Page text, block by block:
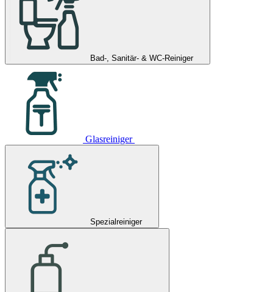
Bad-, Sanitär- & WC-Reiniger
Glasreiniger
Spezialreiniger